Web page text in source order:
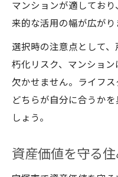
マンションが適してお
来的な活用の幅が広がり
選択時の注意点として
朽化リスク、マンショ
欠かせません。ライフス
どちらが自分に合うか
しょう。
資産価値を守る